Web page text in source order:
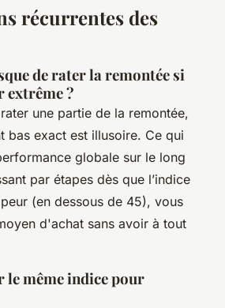
récurrentes des
de rater la remontée si
extrême ?
une partie de la remontée,
bas exact est illusoire. Ce qui
globale sur le long
par étapes dès que l’indice
(en dessous de 45), vous
d'achat sans avoir à tout
même indice pour